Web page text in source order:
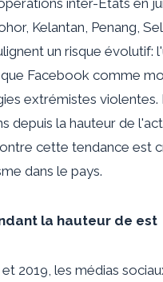
Kelantan, Penang,
un risque évolutif:
Facebook comme
extrémistes
depuis la hauteur de
cette tendance est
dans le pays.
la hauteur de est
2019, les médias